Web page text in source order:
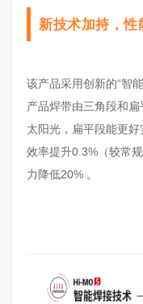
新技术加持，性
该产品采用创新的“智
产品焊带由三角段和
太阳光，扁平段能更
效率提升0.3%（较常
力降低20% 。